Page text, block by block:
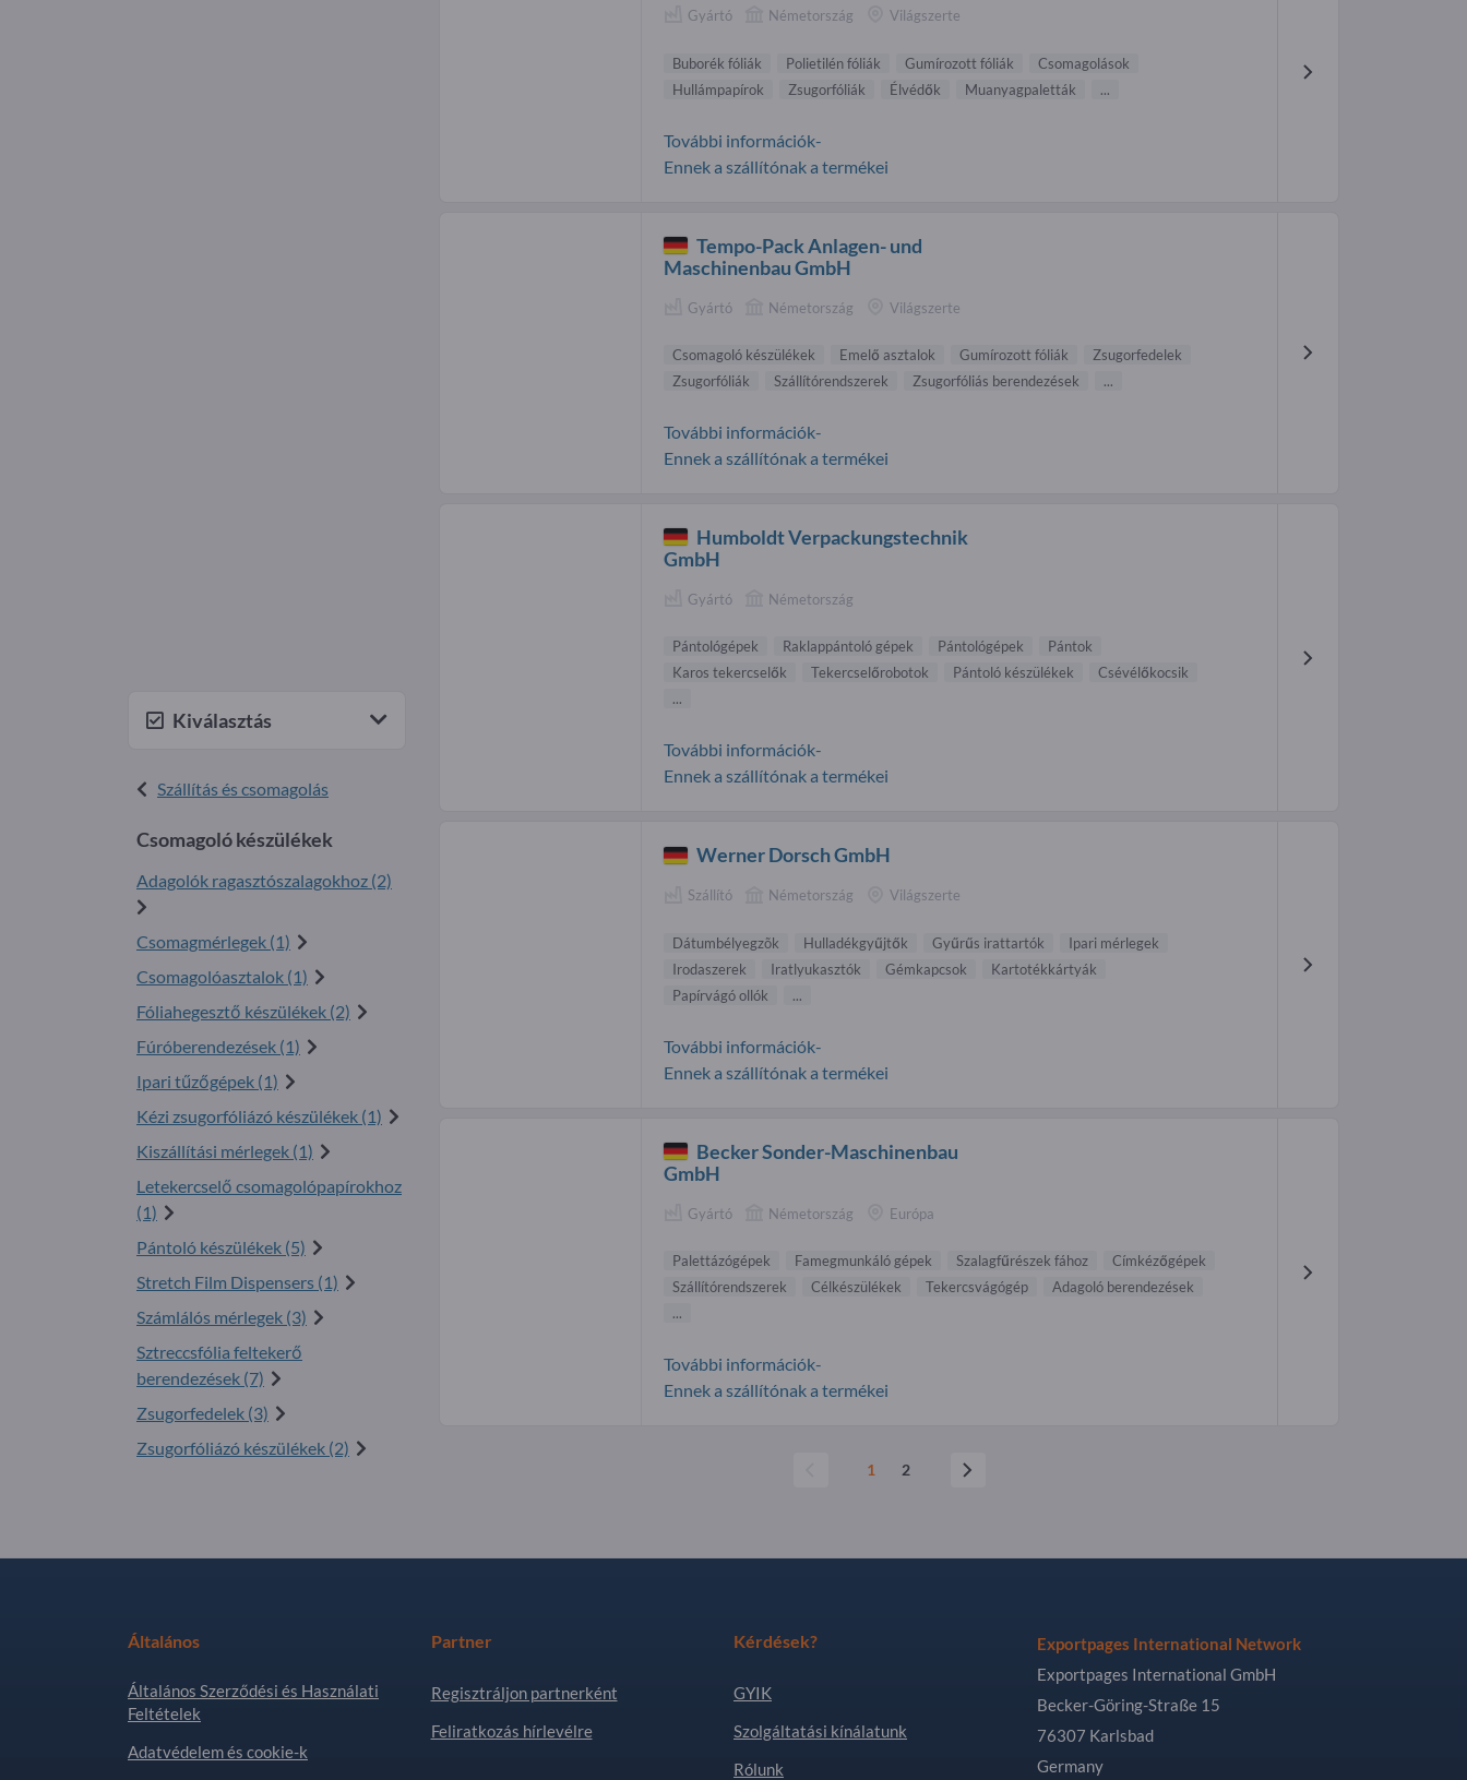
Kiválasztás
Szállítás és csomagolás
Csomagoló készülékek
Adagolók ragasztószalagokhoz (2)
Csomagmérlegek (1)
Csomagolóasztalok (1)
Fóliahegesztő készülékek (2)
Fúróberendezések (1)
Ipari tűzőgépek (1)
Kézi zsugorfóliázó készülékek (1)
Kiszállítási mérlegek (1)
Letekercselő csomagolópapírokhoz
(1)
Pántoló készülékek (5)
Stretch Film Dispensers (1)
Számlálós mérlegek (3)
Sztreccsfólia feltekerő
berendezések (7)
Zsugorfedelek (3)
Zsugorfóliázó készülékek (2)
Gyártó Németország Világszerte
Buborék fóliák Polietilén fóliák Gumírozott fóliák
Csomagolások
Hullámpapírok
Zsugorfóliák Élvédők Muanyagpaletták ...
További információk-
Ennek a szállítónak a termékei
Tempo-Pack Anlagen- und
Maschinenbau GmbH
Gyártó Németország Világszerte
Csomagoló készülékek Emelő asztalok Gumírozott fóliák
Zsugorfedelek
Zsugorfóliák
Szállítórendszerek Zsugorfóliás berendezések ...
További információk-
Ennek a szállítónak a termékei
Humboldt Verpackungstechnik
GmbH
Gyártó Németország
Pántológépek Raklappántoló gépek Pántológépek
Pántok
Karos tekercselők
Tekercselőrobotok Pántoló készülékek
Csévélőkocsik
...
További információk-
Ennek a szállítónak a termékei
Werner Dorsch GmbH
Szállító Németország Világszerte
Dátumbélyegzõk Hulladékgyűjtők Gyűrűs irattartók
Ipari mérlegek
Irodaszerek
Iratlyukasztók Gémkapcsok
Kartotékkártyák
Papírvágó ollók
...
További információk-
Ennek a szállítónak a termékei
Becker Sonder-Maschinenbau
GmbH
Gyártó Németország Európa
Palettázógépek Famegmunkáló gépek Szalagfűrészek fához
Címkézőgépek
Szállítórendszerek
Célkészülékek Tekercsvágógép
Adagoló berendezések
...
További információk-
Ennek a szállítónak a termékei
1 2
Általános
Általános Szerződési és Használati
Feltételek
Adatvédelem és cookie-k
Partner
Regisztráljon partnerként
Feliratkozás hírlevélre
Kérdések?
GYIK
Szolgáltatási kínálatunk
Rólunk
Exportpages International Network
Exportpages International GmbH
Becker-Göring-Straße 15
76307 Karlsbad
Germany